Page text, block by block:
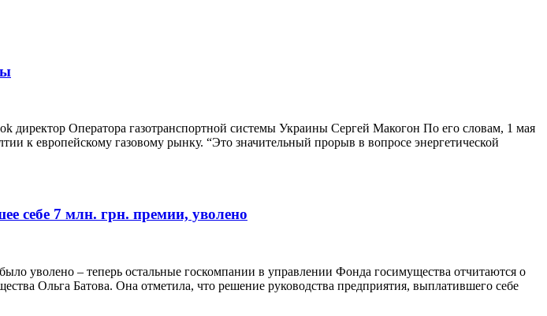
Оператора газотранспортной системы Украины Сергей Макогон По его словам, 1 мая
к европейскому газовому рынку. “Это значительный прорыв в вопросе энергетической
себе 7 млн. грн. премии, уволено
уволено – теперь остальные госкомпании в управлении Фонда госимущества отчитаются о
Ольга Батова. Она отметила, что решение руководства предприятия, выплатившего себе